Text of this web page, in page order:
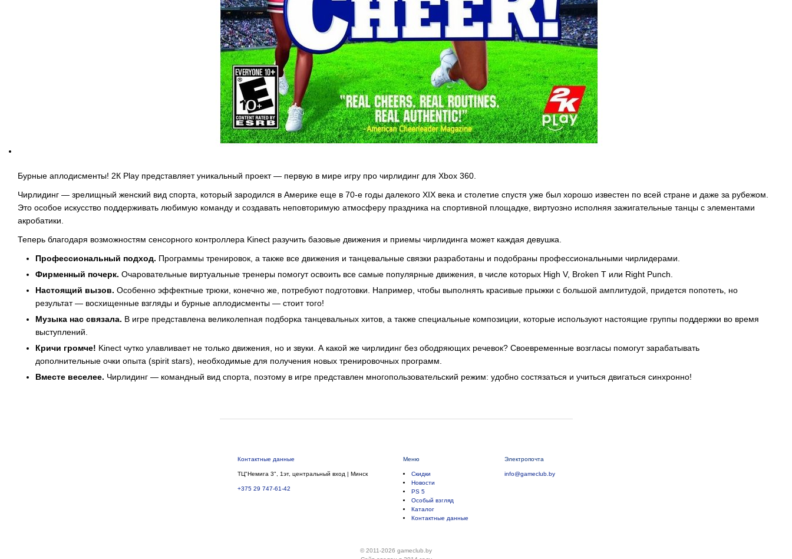
Бурные аплодисменты! 2К Play представляет уникальный проект — первую в мире игру про чирлидинг для Xbox 360.
Чирлидинг — зрелищный женский вид спорта, который зародился в Америке еще в 70-е годы далекого XIX века и столетие спустя уже был хорошо известен по всей стране и даже за рубежом.
Это особое искусство поддерживать любимую команду и создавать неповторимую атмосферу праздника на спортивной площадке, виртуозно исполняя зажигательные танцы с элементами
акробатики.
Теперь благодаря возможностям сенсорного контроллера Kinect разучить базовые движения и приемы чирлидинга может каждая девушка.
Профессиональный подход. Программы тренировок, а также все движения и танцевальные связки разработаны и подобраны профессиональными чирлидерами.
Фирменный почерк. Очаровательные виртуальные тренеры помогут освоить все самые популярные движения, в числе которых High V, Broken T или Right Punch.
Настоящий вызов. Особенно эффектные трюки, конечно же, потребуют подготовки. Например, чтобы выполнять красивые прыжки с большой амплитудой, придется попотеть, но
результат — восхищенные взгляды и бурные аплодисменты — стоит того!
Музыка нас связала. В игре представлена великолепная подборка танцевальных хитов, а также специальные композиции, которые используют настоящие группы поддержки во время
выступлений.
Кричи громче! Kinect чутко улавливает не только движения, но и звуки. А какой же чирлидинг без ободряющих речевок? Своевременные возгласы помогут зарабатывать
дополнительные очки опыта (spirit stars), необходимые для получения новых тренировочных программ.
Вместе веселее. Чирлидинг — командный вид спорта, поэтому в игре представлен многопользовательский режим: удобно состязаться и учиться двигаться синхронно!
Контактные данные
ТЦ"Немига 3", 1эт, центральный вход | Минск
+375 29 747-61-42
Меню
Скидки
Новости
PS 5
Особый взгляд
Каталог
Контактные данные
Электропочта
info@gameclub.by
© 2011-2026 gameclub.by